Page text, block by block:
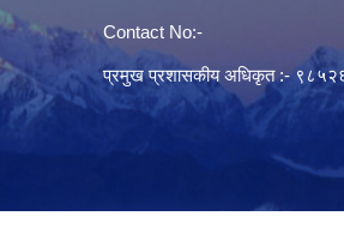
Contact No:-
प्रमुख प्रशासकीय अधिकृत :-